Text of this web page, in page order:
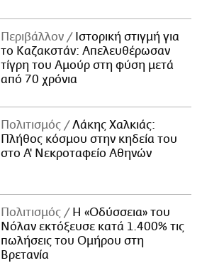
Περιβάλλον
Ιστορική στιγμή για
το Καζακστάν: Απελευθέρωσαν
τίγρη του Αμούρ στη φύση μετά
από 70 χρόνια
Πολιτισμός
Λάκης Χαλκιάς:
Πλήθος κόσμου στην κηδεία του
στο Α' Νεκροταφείο Αθηνών
Πολιτισμός
Η «Οδύσσεια» του
Νόλαν εκτόξευσε κατά 1.400% τις
πωλήσεις του Ομήρου στη
Βρετανία